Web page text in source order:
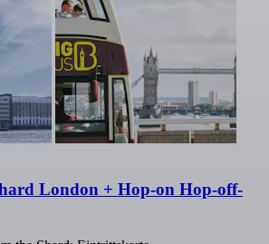
London + Hop-on Hop-off-